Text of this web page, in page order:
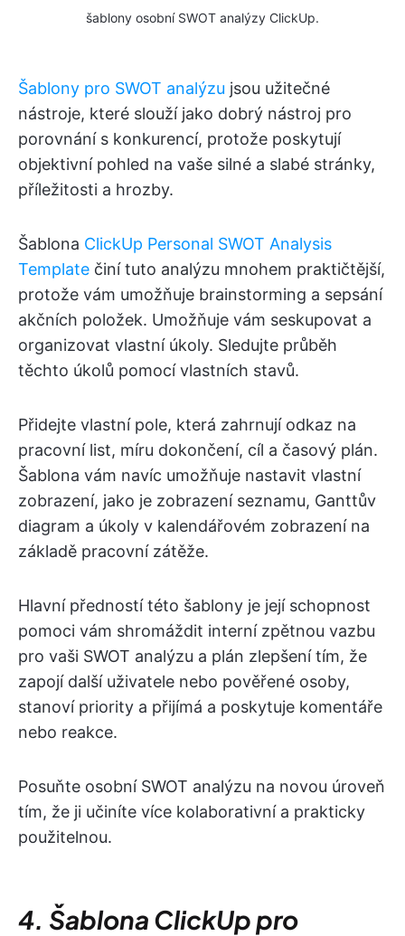
šablony osobní SWOT analýzy ClickUp.
Šablony pro SWOT analýzu jsou užitečné
nástroje, které slouží jako dobrý nástroj pro
porovnání s konkurencí, protože poskytují
objektivní pohled na vaše silné a slabé stránky,
příležitosti a hrozby.
Šablona ClickUp Personal SWOT Analysis
Template činí tuto analýzu mnohem praktičtější,
protože vám umožňuje brainstorming a sepsání
akčních položek. Umožňuje vám seskupovat a
organizovat vlastní úkoly. Sledujte průběh
těchto úkolů pomocí vlastních stavů.
Přidejte vlastní pole, která zahrnují odkaz na
pracovní list, míru dokončení, cíl a časový plán.
Šablona vám navíc umožňuje nastavit vlastní
zobrazení, jako je zobrazení seznamu, Ganttův
diagram a úkoly v kalendářovém zobrazení na
základě pracovní zátěže.
Hlavní předností této šablony je její schopnost
pomoci vám shromáždit interní zpětnou vazbu
pro vaši SWOT analýzu a plán zlepšení tím, že
zapojí další uživatele nebo pověřené osoby,
stanoví priority a přijímá a poskytuje komentáře
nebo reakce.
Posuňte osobní SWOT analýzu na novou úroveň
tím, že ji učiníte více kolaborativní a prakticky
použitelnou.
4. Šablona ClickUp pro